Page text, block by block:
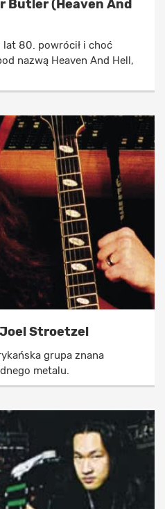
Butler (Heaven And
80. powrócił i choć
nazwą Heaven And Hell,
Stroetzel
grupa znana
metalu.